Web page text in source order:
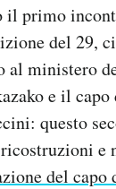
il primo
del 29,
al ministero
e il
questo
e
del